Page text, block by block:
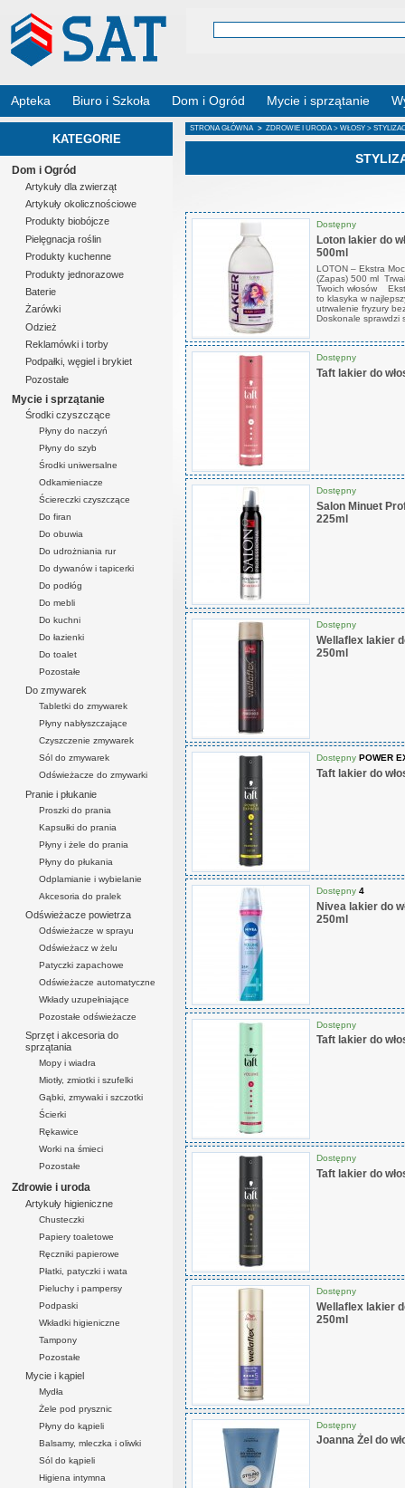
Apteka Biuro i Szkoła Dom i Ogród Mycie i sprzątanie
KATEGORIE
Dom i Ogród
Artykuły dla zwierząt
Artykuły okolicznościowe
Produkty biobójcze
Pielęgnacja roślin
Produkty kuchenne
Produkty jednorazowe
Baterie
Żarówki
Odzież
Reklamówki i torby
Podpałki, węgiel i brykiet
Pozostałe
Mycie i sprzątanie
Środki czyszczące
Płyny do naczyń
Płyny do szyb
Środki uniwersalne
Odkamieniacze
Ściereczki czyszczące
Do firan
Do obuwia
Do udrożniania rur
Do dywanów i tapicerki
Do podłóg
Do mebli
Do kuchni
Do łazienki
Do toalet
Pozostałe
Do zmywarek
Tabletki do zmywarek
Płyny nabłyszczające
Czyszczenie zmywarek
Sól do zmywarek
Odświeżacze do zmywarki
Pranie i płukanie
Proszki do prania
Kapsułki do prania
Płyny i żele do prania
Płyny do płukania
Odplamianie i wybielanie
Akcesoria do pralek
Odświeżacze powietrza
Odświeżacze w sprayu
Odświeżacz w żelu
Patyczki zapachowe
Odświeżacze automatyczne
Wkłady uzupełniające
Pozostałe odświeżacze
Sprzęt i akcesoria do
sprzątania
Mopy i wiadra
Miotły, zmiotki i szufelki
Gąbki, zmywaki i szczotki
Ścierki
Rękawice
Worki na śmieci
Pozostałe
Zdrowie i uroda
Artykuły higieniczne
Chusteczki
Papiery toaletowe
Ręczniki papierowe
Płatki, patyczki i wata
Pieluchy i pampersy
Podpaski
Wkładki higieniczne
Tampony
Pozostałe
Mycie i kąpiel
Mydła
Żele pod prysznic
Płyny do kąpieli
Balsamy, mleczka i oliwki
Sól do kąpieli
Higiena intymna
STRONA GŁÓWNA > ZDROWIE I URODA >WŁOSY >
Dostępny
Loton lakier do
500ml
LOTON – Ekstra
(Zapas) 500 ml
Twoich włosów
to klasyka w
utrwalenie fryzury
Doskonale sprawdzi
Dostępny
Taft lakier do
Dostępny
Salon Minuet
225ml
Dostępny
Wellaflex lakier
250ml
Dostępny POWER
Taft lakier do
Dostępny 4
Nivea lakier do
250ml
Dostępny
Taft lakier do
Dostępny
Taft lakier do
Dostępny
Wellaflex lakier
250ml
Dostępny
Joanna Żel do